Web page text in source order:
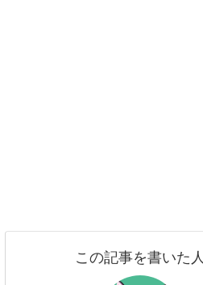
この記事を書いた人